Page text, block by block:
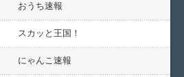
おうち速報
スカッと王国！
にゃんこ速報